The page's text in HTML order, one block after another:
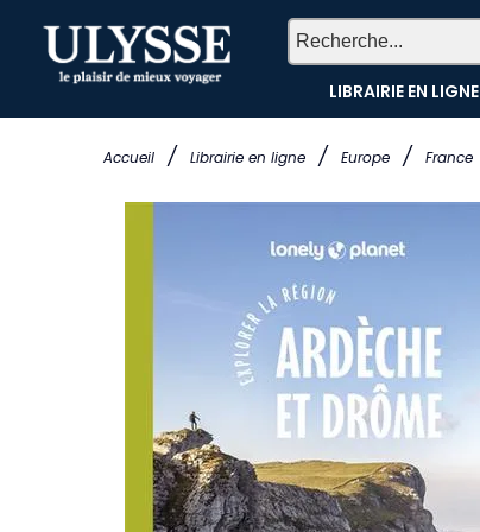
Accueil / Librairie en ligne / Europe / France
LIBRAIRIE EN LIGNE